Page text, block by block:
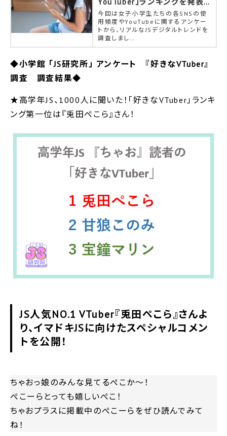
第1位はゲーム実況YouTubeグ
ループ『カラフルピーチ』
今回は女子小学生たちの各SNSの使
用頻度やYouTubeに関するアンケー
トから、リアルなJSデジタルトレンドを
調査しまし…
◆小学館 「JS研究所」 アンケート 『好きなVTuber』
調査 調査結果◆
★高学年JS、1000人に聞いた！「好きなVTuber」ランキ
ング第一位は『兎田ぺこら』さん！
JS人気NO.1 VTuber『兎田ぺこら』さんよ
り、イマドキJSに向けたスペシャルコメン
トを公開！
ちゃおっ娘のみんな見てるぺこか～！
ぺこーらとっても嬉しいぺこ！
ちゃおプラスに掲載中のぺこーらをぜひ読んでみて
ね！